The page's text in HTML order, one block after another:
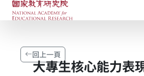
國家教育研究院-研
回上一頁
大專生核心能力表